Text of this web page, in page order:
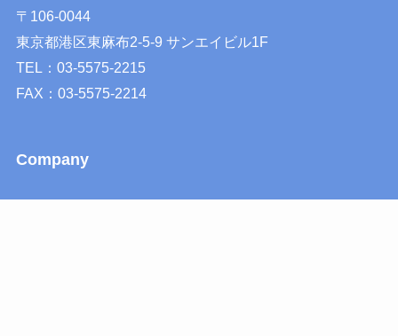
〒106-0044
東京都港区東麻布2-5-9 サンエイビル1F
TEL：03-5575-2215
FAX：03-5575-2214
Company